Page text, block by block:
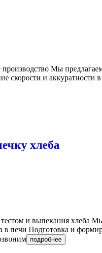
Мы
скорости и
хлеба
и выпекания хлеба
печи Подготовка и
подробнее